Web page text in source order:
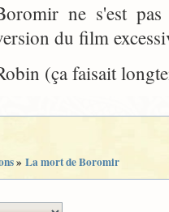
ne s'est
du film
(ça faisait
» La mort de Boromir